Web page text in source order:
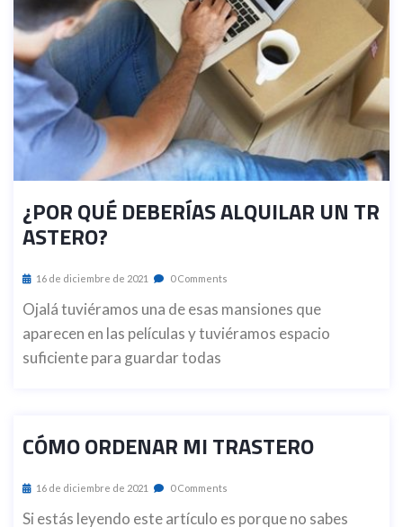
¿POR QUÉ DEBERÍAS ALQUILAR UN TR
ASTERO?
16 de diciembre de 2021 0 Comments
Ojalá tuviéramos una de esas mansiones que
aparecen en las películas y tuviéramos espacio
suficiente para guardar todas
CÓMO ORDENAR MI TRASTERO
16 de diciembre de 2021 0 Comments
Si estás leyendo este artículo es porque no sabes